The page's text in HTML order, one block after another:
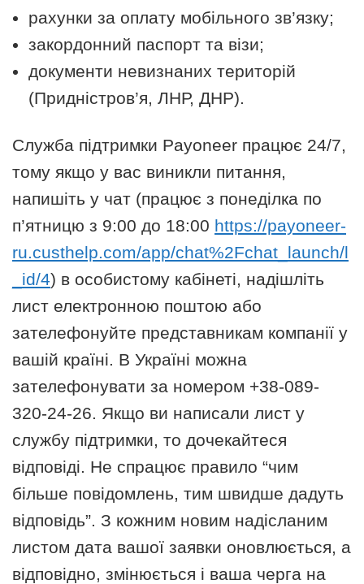
рахунки за оплату мобільного зв’язку;
закордонний паспорт та візи;
документи невизнаних територій
(Придністров’я, ЛНР, ДНР).
Служба підтримки Payoneer працює 24/7,
тому якщо у вас виникли питання,
напишіть у чат (працює з понеділка по
п’ятницю з 9:00 до 18:00 https://payoneer-
ru.custhelp.com/app/chat%2Fchat_launch/l
_id/4) в особистому кабінеті, надішліть
лист електронною поштою або
зателефонуйте представникам компанії у
вашій країні. В Україні можна
зателефонувати за номером +38-089-
320-24-26. Якщо ви написали лист у
службу підтримки, то дочекайтеся
відповіді. Не спрацює правило “чим
більше повідомлень, тим швидше дадуть
відповідь”. З кожним новим надісланим
листом дата вашої заявки оновлюється, а
відповідно, змінюється і ваша черга на